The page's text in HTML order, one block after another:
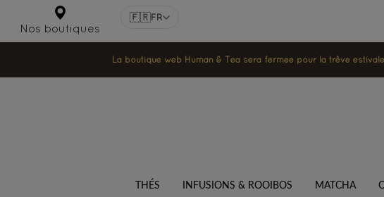
Nos boutiques
🇫🇷FR
La boutique web Human & Tea sera fermée pour la trêve
THÉS INFUSIONS & ROOIBOS MATCHA